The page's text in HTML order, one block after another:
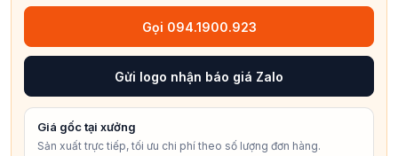
Gọi 094.1900.923
Gửi logo nhận báo giá Zalo
Giá gốc tại xưởng
Sản xuất trực tiếp, tối ưu chi phí theo số lượng đơn hàng.